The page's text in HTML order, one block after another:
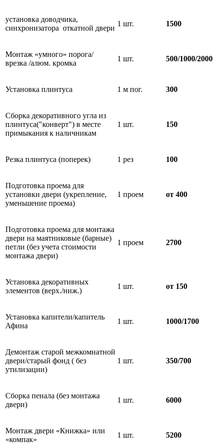
установка доводчика,
синхронизатора откатной двери
1 шт. 1500
Монтаж «умного» порога/
врезка /алюм. кромка
1 шт. 500/1000/2000
Установка плинтуса 1 м пог. 300
Сборка декоративного угла из
плинтуса("конверт") в месте
примыкания к наличникам
1 шт. 150
Резка плинтуса (поперек) 1 рез 100
Подготовка проема для
установки двери (укрепление,
уменьшение проема)
1 проем от 400
Подготовка проема для монтажа
двери на маятниковые (барные)
петли (без учета стоимости
монтажа двери)
1 проем 2700
Установка декоративных
элементов (верх./ниж.)
1 шт. от 150
Установка капители/капитель
Афина
1 шт. 1000/1700
Демонтаж старой межкомнатной
двери/старый фонд ( без
утилизации)
1 шт. 350/700
Сборка пенала (без монтажа
двери)
1 шт. 6000
Монтаж двери «Книжка» или
«компак»
1 шт. 5200